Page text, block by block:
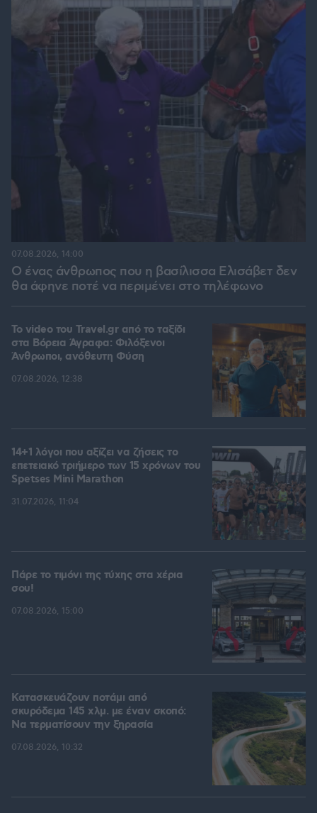
Ο ένας άνθρωπος που η βασίλισσα Ελισάβετ δεν
θα άφηνε ποτέ να περιμένει στο τηλέφωνο
07.08.2026, 14:00
To video του Travel.gr από το ταξίδι
στα Βόρεια Άγραφα: Φιλόξενοι
Άνθρωποι, ανόθευτη Φύση
07.08.2026, 12:38
14+1 λόγοι που αξίζει να ζήσεις το
επετειακό τριήμερο των 15 χρόνων του
Spetses Mini Marathon
31.07.2026, 11:04
Πάρε το τιμόνι της τύχης στα χέρια
σου!
07.08.2026, 15:00
Κατασκευάζουν ποτάμι από
σκυρόδεμα 145 χλμ. με έναν σκοπό:
Να τερματίσουν την ξηρασία
07.08.2026, 10:32